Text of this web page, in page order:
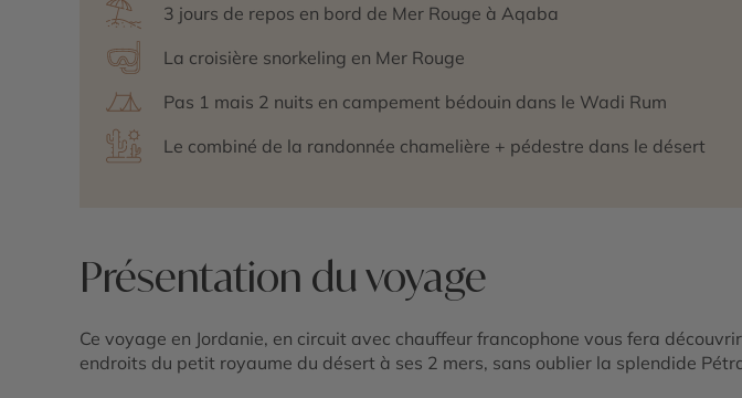
3 jours de repos en bord de Mer Rouge à Aqaba
La croisière snorkeling en Mer Rouge
Pas 1 mais 2 nuits en campement bédouin dans le Wadi Rum
Le combiné de la randonnée chamelière + pédestre dans le désert
Présentation du voyage
Ce voyage en Jordanie, en circuit avec chauffeur francophone vous fera
endroits du petit royaume du désert à ses 2 mers, sans oublier la splendide